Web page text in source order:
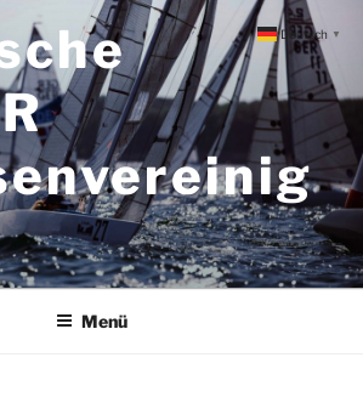
Menü
Deutsch ▼